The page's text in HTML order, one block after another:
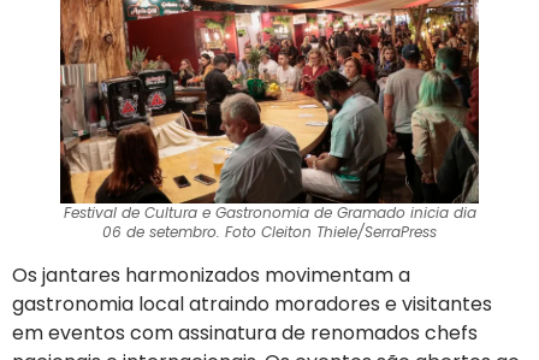
Festival de Cultura e Gastronomia de Gramado inicia dia
06 de setembro. Foto Cleiton Thiele/SerraPress
Os jantares harmonizados movimentam a
gastronomia local atraindo moradores e visitantes
em eventos com assinatura de renomados chefs